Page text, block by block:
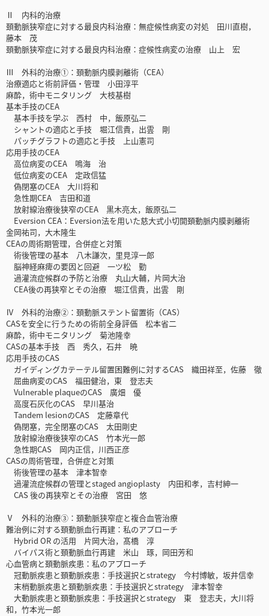
Ⅱ 内科的治療
頚動脈狭窄症に対する最良内科治療：無症候性病変の対処 田川直樹，
藤本 茂
頚動脈狭窄症に対する最良内科治療：症候性病変の治療 山上 宏
Ⅲ 外科的治療①：頚動脈内膜剥離術（CEA）
治療適応と術前評価・管理 小田淳平
麻酔，術中モニタリング 大枝基樹
基本手技のCEA
基本手技を学ぶ 西村 中，飯原弘二
シャントの適応と手技 堀江信貴，出雲 剛
パッチグラフトの適応と手技 上山憲司
応用手技のCEA
高位病変のCEA 鳴海 治
低位病変のCEA 定政信猛
偽閉塞のCEA 大川将和
急性期CEA 吉田和道
放射線治療後狭窄のCEA 黒木亮太，飯原弘二
Eversion CEA：Eversion法を用いた慈大式小切開頚動脈内膜剥離術
金岡祐司，大木隆生
CEAの周術期管理，合併症と対策
術後管理の基本 八木謙次，里見淳一郎
脳神経麻痺の要因と回避 一ツ松 勤
過灌流症候群の予防と治療 丸山大輔，片岡大治
CEA後の再狭窄とその治療 堀江信貴，出雲 剛
Ⅳ 外科的治療②：頚動脈ステント留置術（CAS）
CASを安全に行うための術前全身評価 松本省二
麻酔，術中モニタリング 菊池隆幸
CASの基本手技 西 秀久，石井 暁
応用手技のCAS
ガイディングカテーテル留置困難例に対するCAS 織田祥至，佐藤 徹
屈曲病変のCAS 福田健治，東 登志夫
Vulnerable plaqueのCAS 廣畑 優
高度石灰化のCAS 早川基治
Tandem lesionのCAS 定藤章代
偽閉塞，完全閉塞のCAS 太田剛史
放射線治療後狭窄のCAS 竹本光一郎
急性期CAS 岡内正信，川西正彦
CASの周術管理，合併症と対策
術後管理の基本 津本智幸
過灌流症候群の管理とstaged angioplasty 内田和孝，吉村紳一
CAS 後の再狭窄とその治療 宮田 悠
Ⅴ 外科的治療③：頚動脈狭窄症と複合血管治療
難治例に対する頚動脈血行再建：私のアプローチ
Hybrid OR の活用 片岡大治，髙橋 淳
バイパス術と頚動脈血行再建 米山 琢，岡田芳和
心血管病と頚動脈疾患：私のアプローチ
冠動脈疾患と頚動脈疾患：手技選択とstrategy 今村博敏，坂井信幸
末梢動脈疾患と頚動脈疾患：手技選択とstrategy 津本智幸
大動脈疾患と頚動脈疾患：手技選択とstrategy 東 登志夫，大川将
和，竹本光一郎